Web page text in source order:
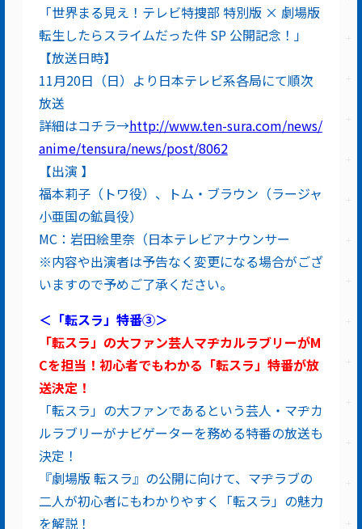
「世界まる見え！テレビ特捜部 特別版 × 劇場版
転生したらスライムだった件 SP 公開記念！」
【放送日時】
11月20日（日）より日本テレビ系各局にて順次
放送
詳細はコチラ→http://www.ten-sura.com/news/
anime/tensura/news/post/8062
【出演 】
福本莉子（トワ役）、トム・ブラウン（ラージャ
小亜国の鉱員役）
MC：岩田絵里奈（日本テレビアナウンサー
※内容や出演者は予告なく変更になる場合がござ
いますので予めご了承ください。
＜「転スラ」特番③＞
「転スラ」の大ファン芸人マヂカルラブリーがM
Cを担当！初心者でもわかる「転スラ」特番が放
送決定！
「転スラ」の大ファンであるという芸人・マヂカ
ルラブリーがナビゲーターを務める特番の放送も
決定！
『劇場版 転スラ』の公開に向けて、マヂラブの
二人が初心者にもわかりやすく「転スラ」の魅力
を解説！